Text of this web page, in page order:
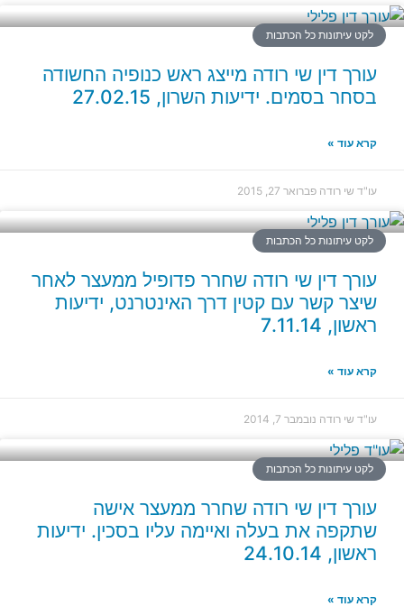
לקט עיתונות כל הכתבות
עורך דין שי רודה מייצג ראש כנופיה החשודה
בסחר בסמים. ידיעות השרון, 27.02.15
קרא עוד »
עו"ד שי רודה פברואר 27, 2015
לקט עיתונות כל הכתבות
עורך דין שי רודה שחרר פדופיל ממעצר לאחר
שיצר קשר עם קטין דרך האינטרנט, ידיעות
ראשון, 7.11.14
קרא עוד »
עו"ד שי רודה נובמבר 7, 2014
לקט עיתונות כל הכתבות
עורך דין שי רודה שחרר ממעצר אישה
שתקפה את בעלה ואיימה עליו בסכין. ידיעות
ראשון, 24.10.14
קרא עוד »